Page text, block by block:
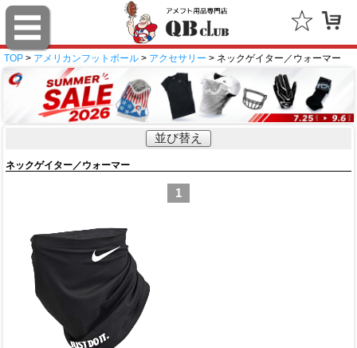
TOP > アメリカンフットボール > アクセサリー > ネックゲイター／ウォーマー
並び替え
ネックゲイター／ウォーマー
1